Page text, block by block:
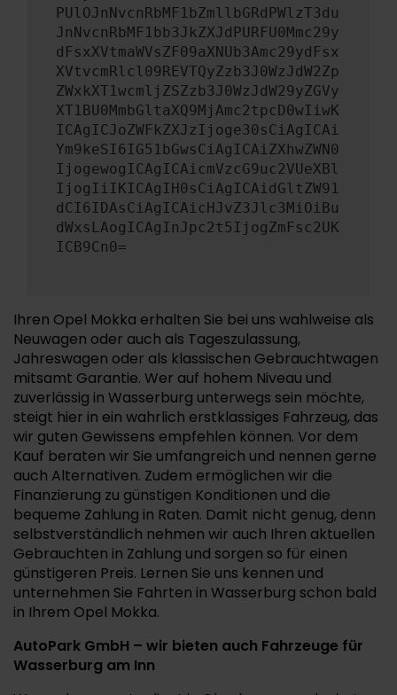
PUlOJnNvcnRbMF1bZmllbGRdPWlzT3du
JnNvcnRbMF1bb3JkZXJdPURFU0Mmc29y
dFsxXVtmaWVsZF09aXNUb3Amc29ydFsx
XVtvcmRlcl09REVTQyZzb3J0WzJdW2Zp
ZWxkXT1wcmljZSZzb3J0WzJdW29yZGVy
XT1BU0MmbGltaXQ9MjAmc2tpcD0wIiwK
ICAgICJoZWFkZXJzIjoge30sCiAgICAi
Ym9keSI6IG51bGwsCiAgICAiZXhwZWN0
IjogewogICAgICAicmVzcG9uc2VUeXBl
IjogIiIKICAgIH0sCiAgICAidGltZW91
dCI6IDAsCiAgICAicHJvZ3Jlc3MiOiBu
dWxsLAogICAgInJpc2t5IjogZmFsc2UK
ICB9Cn0=
Ihren Opel Mokka erhalten Sie bei uns wahlweise als
Neuwagen oder auch als Tageszulassung,
Jahreswagen oder als klassischen Gebrauchtwagen
mitsamt Garantie. Wer auf hohem Niveau und
zuverlässig in Wasserburg unterwegs sein möchte,
steigt hier in ein wahrlich erstklassiges Fahrzeug, das
wir guten Gewissens empfehlen können. Vor dem
Kauf beraten wir Sie umfangreich und nennen gerne
auch Alternativen. Zudem ermöglichen wir die
Finanzierung zu günstigen Konditionen und die
bequeme Zahlung in Raten. Damit nicht genug, denn
selbstverständlich nehmen wir auch Ihren aktuellen
Gebrauchten in Zahlung und sorgen so für einen
günstigeren Preis. Lernen Sie uns kennen und
unternehmen Sie Fahrten in Wasserburg schon bald
in Ihrem Opel Mokka.
AutoPark GmbH – wir bieten auch Fahrzeuge für
Wasserburg am Inn